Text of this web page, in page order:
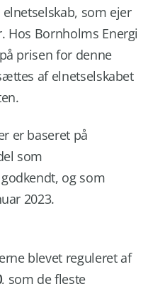
som ejer
Hos Bornholms Energi
prisen for denne
af elnetselskabet
er baseret på
som
og som
2023.
blevet reguleret af
, som de fleste